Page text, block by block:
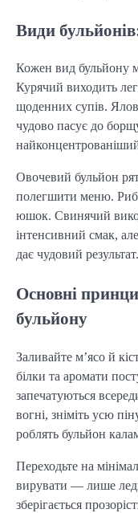
Види
Кожен вид бульйону
Курячий виходить
щоденних супів.
чудово пасує до
Овочевий бульйон
полегшити меню.
юшок. Свинячий
інтенсивний смак,
дає чудовий результат.
Основні
бульйону
Заливайте м’ясо й
білки та аромати
запечатуються
вогні, зніміть усю
роблять бульйон
Переходьте на
вирувати — лише
зберігається